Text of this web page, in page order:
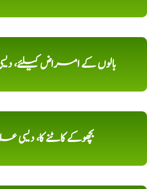
بالوں کے امراض کیلئے،
بچھوکے کاٹنے کا، دیسی